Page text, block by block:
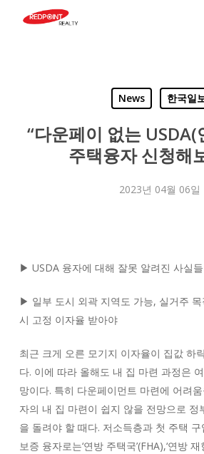
News 한국일
“다운페이 없는
주택융자 신청해
2023년 04월 06일
▶ USDA 융자에 대해 잘못 알려진 사실들
▶ 일부 도시 외곽 지역도 가능, 실거주
시 고정 이자율 받아야
최근 크게 오른 모기지 이자율이 집값 하
다. 이에 따라 올해도 내 집 마련 과정은
망이다. 특히 다운페이먼트 마련에 어려
자의 내 집 마련이 쉽지 않을 전망으로 정
을 돌려야 할 때다. 저소득층과 첫 주택
보증 융자로는‘연방 주택국’(FHA),‘연방 재